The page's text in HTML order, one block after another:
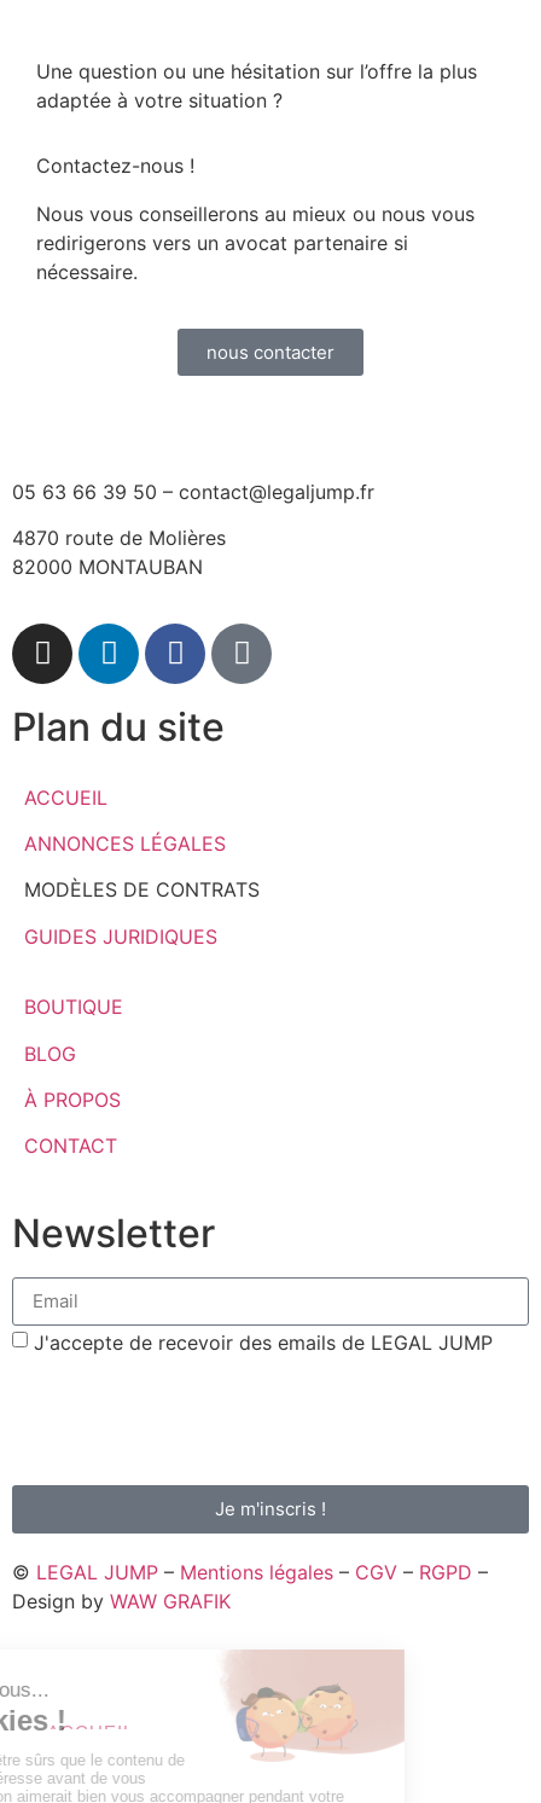
Une question ou une hésitation sur l’offre la plus
adaptée à votre situation ?
Contactez-nous !
Nous vous conseillerons au mieux ou nous vous
redirigerons vers un avocat partenaire si
nécessaire.
nous contacter
05 63 66 39 50 – contact@legaljump.fr
4870 route de Molières
82000 MONTAUBAN
Plan du site
ACCUEIL
ANNONCES LÉGALES
MODÈLES DE CONTRATS
GUIDES JURIDIQUES
BOUTIQUE
BLOG
À PROPOS
CONTACT
Newsletter
J'accepte de recevoir des emails de LEGAL JUMP
Je m'inscris !
© LEGAL JUMP – Mentions légales – CGV – RGPD –
Design by WAW GRAFIK
ACCUEIL
ANNONCES LÉGALES
C’EST QUOI ?